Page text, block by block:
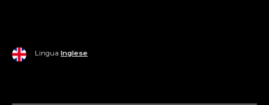
Lingua Inglese